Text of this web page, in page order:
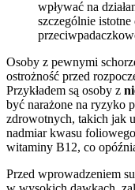
wpływać na
szczególnie
Osoby z pewnymi
ostrożność przed
Przykładem są osoby z
być narażone na ryzyko
zdrowotnych, takich jak
nadmiar kwasu
witaminy B12, co
Przed wprowadzeniem